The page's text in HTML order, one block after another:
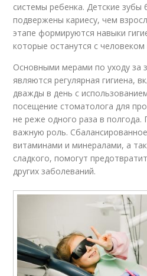
системы ребенка. Детские зубы
подвержены кариесу, чем
этапе формируются навыки
которые останутся с
Основными мерами по уходу за
являются регулярная гигиена,
дважды в день с
посещение стоматолога для
не реже одного раза в полгода.
важную роль.
витаминами и минералами, а
сладкого, помогут
других заболеваний.